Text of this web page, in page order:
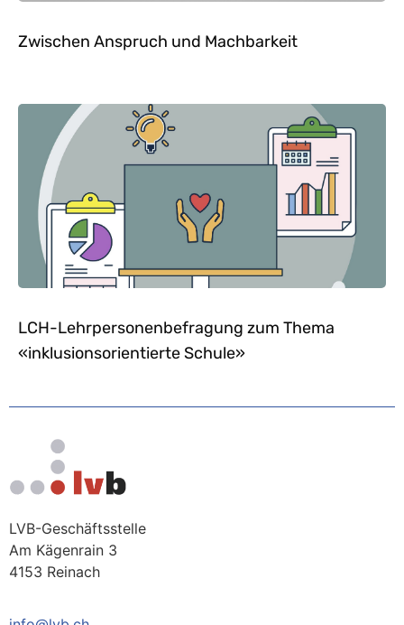
Zwischen Anspruch und Machbarkeit
LCH-Lehrpersonenbefragung zum Thema
«inklusionsorientierte Schule»
LVB-Geschäftsstelle
Am Kägenrain 3
4153 Reinach